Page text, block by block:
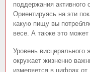
поддержания активного
Ориентируясь на эти
какую пищу вы
весе. А также это
Уровень висцерального
окружает жизненно
измеряется в цифрах